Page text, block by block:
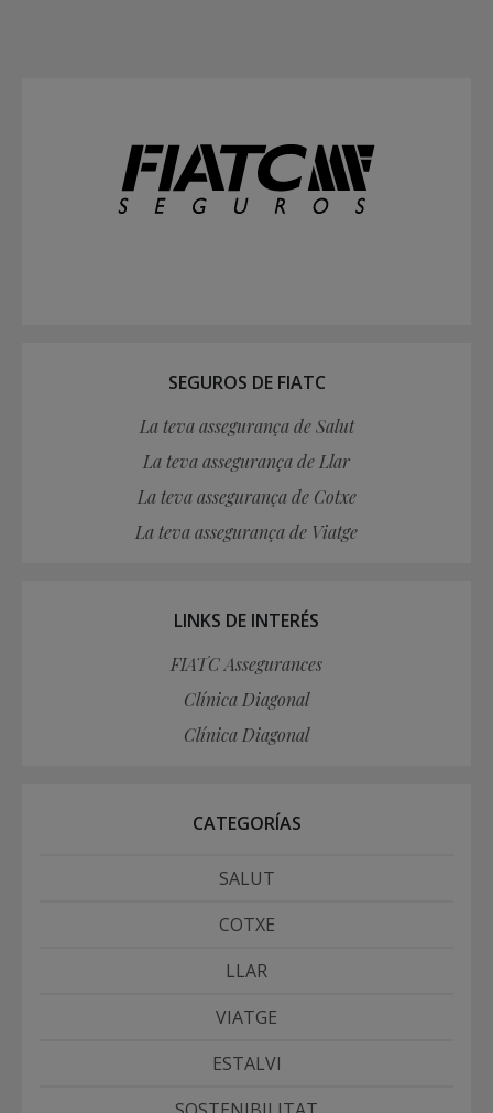
SEGUROS DE FIATC
La teva assegurança de Salut
La teva assegurança de Llar
La teva assegurança de Cotxe
La teva assegurança de Viatge
LINKS DE INTERÉS
FIATC Assegurances
Clínica Diagonal
Clínica Diagonal
CATEGORÍAS
SALUT
COTXE
LLAR
VIATGE
ESTALVI